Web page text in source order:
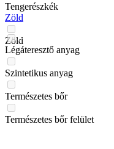
Tengerészkék
Zöld
Zöld
Légáteresztő anyag
Szintetikus anyag
Természetes bőr
Természetes bőr felület